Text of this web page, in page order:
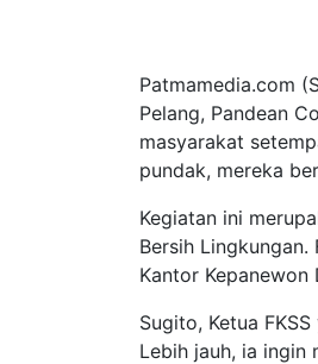
Patmamedia.com
Pelang, Pandean
masyarakat
pundak, mereka
Kegiatan ini
Bersih
Kantor
Sugito, Ketua
Lebih jauh, ia ingin